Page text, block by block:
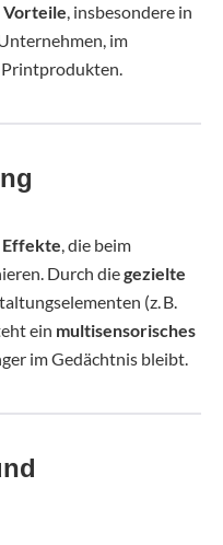
Vorteile, insbesondere in
im
Printprodukten.
, die beim
Durch diegezielte
(z. B.
ein multisensorisches
im Gedächtnis bleibt.